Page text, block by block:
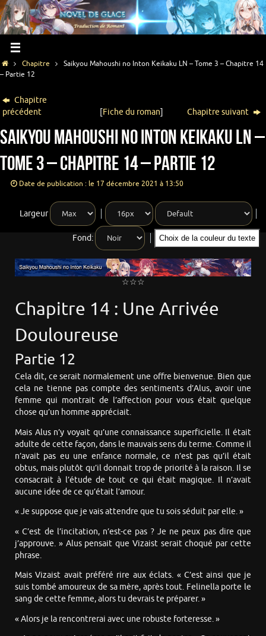
Chapitre
Saikyou Mahoushi no Inton Keikaku LN – Tome 3 – Chapitre 14
– Partie 12
Chapitre
précédent
[Fiche du roman] Chapitre suivant
Saikyou Mahoushi no Inton Keikaku LN –
Tome 3 – Chapitre 14 – Partie 12
Date de publication : le 17 décembre 2021 à 13:50
Largeur
Fond: Choix de la couleur du texte
☆☆☆
Chapitre 14 : Une Arrivée
Douloureuse
Partie 12
Cela dit, ce serait normalement une offre bienvenue. Bien que
cela ne tienne pas compte des sentiments d’Alus, avoir une
femme qui montrait de l’affection pour vous était quelque
chose qu’un homme appréciait.
Mais Alus n’y voyait qu’une connaissance superficielle. Il était
adulte de cette façon, dans le mauvais sens du terme. Comme il
n’avait pas eu une enfance normale, ce n’est pas qu’il était
obtus, mais plutôt qu’il donnait trop de priorité à la raison. Il se
consacrait à l’étude de tout ce qui était magique. Il n’avait
aucune idée de ce qu’était l’amour.
« Je suppose que je vais attendre que tu sois séduit par elle. »
« C’est de l’incitation, n’est-ce pas ? Je ne peux pas dire que
j’approuve. » Alus pensait que Vizaist serait choqué par cette
phrase.
Mais Vizaist avait préféré rire aux éclats. « C’est ainsi que je
suis tombé amoureux de sa mère, après tout. Felinella porte le
sang de cette femme, alors tu devrais te préparer. »
« Alors je la rencontrerai avec une robuste forteresse. »